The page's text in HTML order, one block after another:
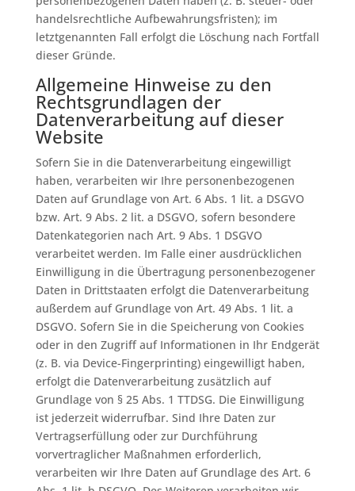
handelsrechtliche Aufbewahrungsfristen); im
letztgenannten Fall erfolgt die Löschung nach Fortfall
dieser Gründe.
Allgemeine Hinweise zu den
Rechtsgrundlagen der
Datenverarbeitung auf dieser
Website
Sofern Sie in die Datenverarbeitung eingewilligt
haben, verarbeiten wir Ihre personenbezogenen
Daten auf Grundlage von Art. 6 Abs. 1 lit. a DSGVO
bzw. Art. 9 Abs. 2 lit. a DSGVO, sofern besondere
Datenkategorien nach Art. 9 Abs. 1 DSGVO
verarbeitet werden. Im Falle einer ausdrücklichen
Einwilligung in die Übertragung personenbezogener
Daten in Drittstaaten erfolgt die Datenverarbeitung
außerdem auf Grundlage von Art. 49 Abs. 1 lit. a
DSGVO. Sofern Sie in die Speicherung von Cookies
oder in den Zugriff auf Informationen in Ihr Endgerät
(z. B. via Device-Fingerprinting) eingewilligt haben,
erfolgt die Datenverarbeitung zusätzlich auf
Grundlage von § 25 Abs. 1 TTDSG. Die Einwilligung
ist jederzeit widerrufbar. Sind Ihre Daten zur
Vertragserfüllung oder zur Durchführung
vorvertraglicher Maßnahmen erforderlich,
verarbeiten wir Ihre Daten auf Grundlage des Art. 6